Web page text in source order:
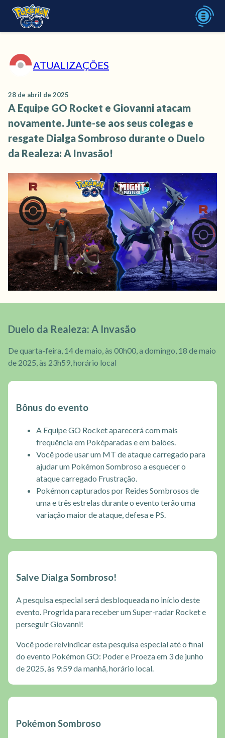
ATUALIZAÇÕES
28 de abril de 2025
A Equipe GO Rocket e Giovanni atacam
novamente. Junte-se aos seus colegas e
resgate Dialga Sombroso durante o Duelo
da Realeza: A Invasão!
Duelo da Realeza: A Invasão
De quarta-feira, 14 de maio, às 00h00, a domingo, 18 de maio
de 2025, às 23h59, horário local
Bônus do evento
A Equipe GO Rocket aparecerá com mais
frequência em Poképaradas e em balões.
Você pode usar um MT de ataque carregado para
ajudar um Pokémon Sombroso a esquecer o
ataque carregado Frustração.
Pokémon capturados por Reides Sombrosos de
uma e três estrelas durante o evento terão uma
variação maior de ataque, defesa e PS.
Salve Dialga Sombroso!
A pesquisa especial será desbloqueada no início deste
evento. Progrida para receber um Super-radar Rocket e
perseguir Giovanni!
Você pode reivindicar esta pesquisa especial até o final
do evento Pokémon GO: Poder e Proeza em 3 de junho
de 2025, às 9:59 da manhã, horário local.
Pokémon Sombroso